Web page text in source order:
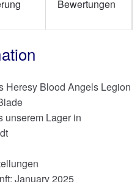
Bewertungen
Heresy Blood Angels Legion
unserem Lager in
January 2025